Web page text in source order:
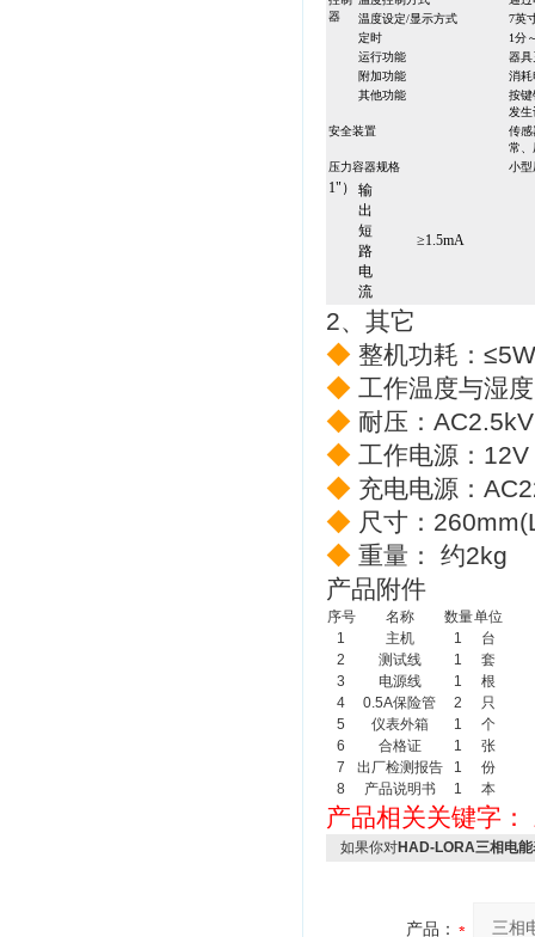
器
温度设定/显示方式
7英
定时
1分
运行功能
器具
附加功能
消耗
其他功能
按键
发
安全装置
传感
常、
压力容器规格
小型
1"）
输
出
短
路
电
流
≥1.5mA
2、其它
◆ 整机功耗：≤5W
◆ 工作温度与湿
◆ 耐压：
◆ 工作电源：
◆ 充电电源：
◆ 尺寸：
◆ 重量： 约2kg
产品附件
序号 名称 数量单位
1
主机 1
台
2
测试线 1
套
3
电源线 1
根
4
0.5A保险管 2
只
5
仪表外箱 1
个
6
合格证 1
张
7
出厂检测报告 1
份
8
产品说明书 1 本
产品相关关键字：
如果你对HAD-LORA三相电
产品：